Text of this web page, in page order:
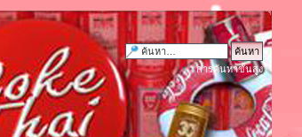
การค้นหาขั้นสูง